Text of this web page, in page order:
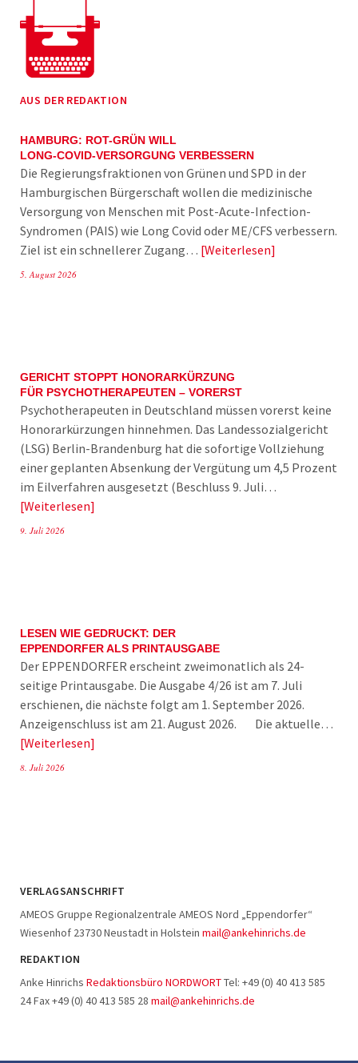
AUS DER REDAKTION
HAMBURG: ROT-GRÜN WILL
LONG-COVID-VERSORGUNG VERBESSERN
Die Regierungsfraktionen von Grünen und SPD in der
Hamburgischen Bürgerschaft wollen die medizinische
Versorgung von Menschen mit Post-Acute-Infection-
Syndromen (PAIS) wie Long Covid oder ME/CFS verbessern.
Ziel ist ein schnellerer Zugang… Weiterlesen
5. August 2026
GERICHT STOPPT HONORARKÜRZUNG
FÜR PSYCHOTHERAPEUTEN – VORERST
Psychotherapeuten in Deutschland müssen vorerst keine
Honorarkürzungen hinnehmen. Das Landessozialgericht
(LSG) Berlin-Brandenburg hat die sofortige Vollziehung
einer geplanten Absenkung der Vergütung um 4,5 Prozent
im Eilverfahren ausgesetzt (Beschluss 9. Juli…
Weiterlesen
9. Juli 2026
LESEN WIE GEDRUCKT: DER
EPPENDORFER ALS PRINTAUSGABE
Der EPPENDORFER erscheint zweimonatlich als 24-
seitige Printausgabe. Die Ausgabe 4/26 ist am 7. Juli
erschienen, die nächste folgt am 1. September 2026.
Anzeigenschluss ist am 21. August 2026. Die aktuelle…
Weiterlesen
8. Juli 2026
VERLAGSANSCHRIFT
AMEOS Gruppe Regionalzentrale AMEOS Nord „Eppendorfer“
Wiesenhof 23730 Neustadt in Holstein mail@ankehinrichs.de
REDAKTION
Anke Hinrichs Redaktionsbüro NORDWORTTel: +49 (0) 40 413 585
24 Fax +49 (0) 40 413 585 28 mail@ankehinrichs.de